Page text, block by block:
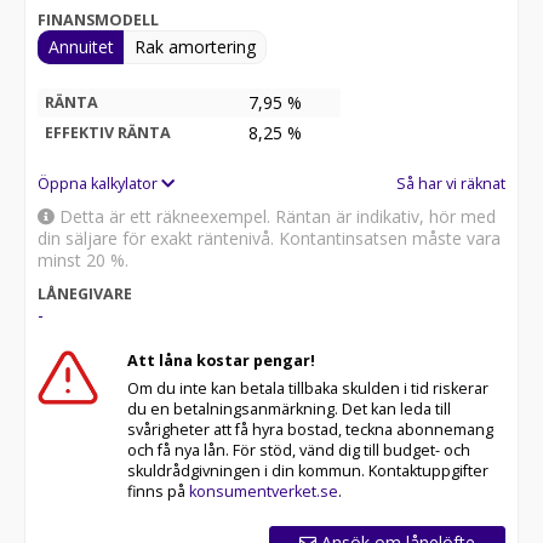
NORTHAUTOKAPP: Vinterpaket + Adaptiv farthållare
och TPMS (däcktrycksövervakningssystem) +
Automatisk växellåda FIAT + LED-strålkastare + Specifik
dekoration Northautokapp + Loungepaket Fiat:
Automatisk luftkonditionering, trådlös laddningsplatta
Säkerhetspaket Fiat: Trafikskyltsigenkänning.
intelligent hastighetshjälp. filhållningshjälp.
trötthetsdetektering för förare. autonom
nödbromsning med fotgängardetektering och
automatisk ljusomkoppling och regnsensor.
Totalpris för denna bil med all Extrautrustning är:
1.049.000:-
Kontakta oss för offert och pris!
Vi tar inbyte Husbil. Bil. Transportbil.
Vi ordnar med finansieringen.
FINANSMODELL
Annuitet Rak amortering
RÄNTA 7,95 %
EFFEKTIV RÄNTA 8,25 %
Öppna kalkylator Så har vi räknat
Detta är ett räkneexempel. Räntan är indikativ, hör med
din säljare för exakt räntenivå. Kontantinsatsen måste vara
minst 20 %.
LÅNEGIVARE
-
Att låna kostar pengar!
Om du inte kan betala tillbaka skulden i tid riskerar
du en betalningsanmärkning. Det kan leda till
svårigheter att få hyra bostad, teckna abonnemang
och få nya lån. För stöd, vänd dig till budget- och
skuldrådgivningen i din kommun. Kontaktuppgifter
finns på konsumentverket.se.